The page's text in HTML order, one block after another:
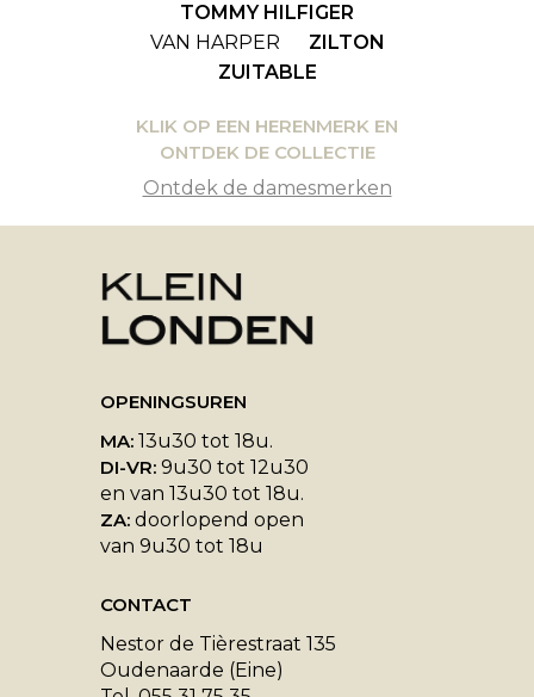
TOMMY HILFIGER
VAN HARPER
ZILTON
ZUITABLE
KLIK OP EEN HERENMERK EN
ONTDEK DE COLLECTIE
Ontdek de damesmerken
CONTACT
Nestor de Tièrestraat 135
Oudenaarde (Eine)
OPENINGSUREN
MA: 13u30 tot 18u.
DI-VR: 9u30 tot 12u30
en van 13u30 tot 18u.
ZA: doorlopend open
van 9u30 tot 18u